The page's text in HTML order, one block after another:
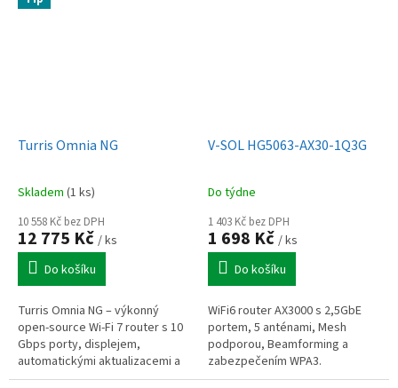
kontrola.
Turris Omnia NG
Skladem (1 ks)
10 558 Kč bez DPH
12 775 Kč / ks
Do košíku
Turris Omnia NG – výkonný
open-source Wi-Fi 7 router s 10
Gbps porty, displejem,
automatickými aktualizacemi a
možnostmi NAS a virtualizace.
V-SOL HG5063-AX30-1Q3G
Do týdne
1 403 Kč bez DPH
1 698 Kč / ks
Do košíku
WiFi6 router AX3000 s 2,5GbE
portem, 5 anténami, Mesh
podporou, Beamforming a
zabezpečením WPA3.